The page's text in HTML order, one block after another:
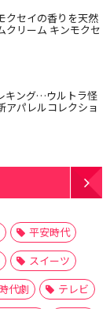
クセイの香りを天然
クリーム キンモクセ
キング…ウルトラ怪
アパレルコレクショ
平安時代
スイーツ
代劇
テレビ